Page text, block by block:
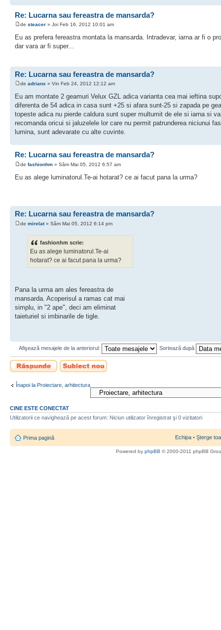
Re: Lucarna sau fereastra de mansarda?
de steacer » Joi Feb 16, 2012 10:01 am
Eu as prefera fereastra montata la mansarda. Intradevar, iarna ar fi o
dar vara ar fi super...
Re: Lucarna sau fereastra de mansarda?
de adrianx » Vin Feb 24, 2012 12:12 am
Eu am montate 2 geamuri Velux GZL adica varianta cea mai ieftina
diferenta de 54 adica in casa sunt +25 si afara sunt-25 si zapada pe
topeste adica nu pierde caldura sunt super multumit de ele si iarna si
recomanda oricui si jaluzelele lor care nu permit patrunderea niciunui
lumina, sunt adevarate cu alte cuvinte.
Re: Lucarna sau fereastra de mansarda?
de fashionhm » Sâm Mai 05, 2012 6:57 am
Eu as alege luminatorul.Te-ai hotarat? ce ai facut pana la urma?
Re: Lucarna sau fereastra de mansarda?
de mirelat» Sâm Mai 05, 2012 6:14 pm
fashionhm scrie:
Eu as alege luminatorul.Te-ai
hotarat? ce ai facut pana la urma?
Pana la urma am ales fereastra de
mansarda. Acoperisul a ramas cat mai
simplu, in "2 ape", deci am eliminat
taieturiel si imbinarile de tigle.
Afişează mesajele de la anteriorul: Sortează după
Scrie un răspuns
Scrie un subiect
nou
Înapoi la Proiectare, arhitectura
CINE ESTE CONECTAT
Utilizatorii ce navighează pe acest forum: Niciun utilizator înregistrat şi 0 vizitatori
Prima pagină Echipa • Şterge
Powered by phpBB © 2000-2011 phpBB